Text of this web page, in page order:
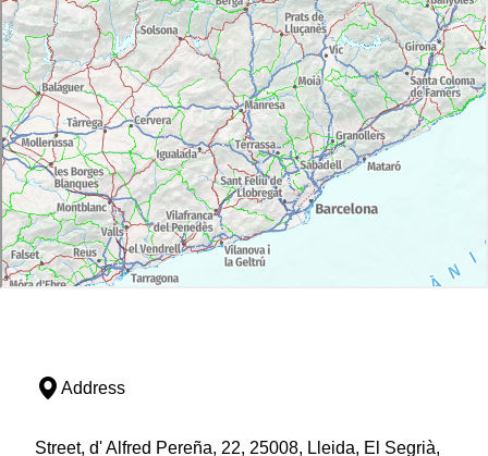
Address
Street, d' Alfred Pereña, 22, 25008, Lleida, El Segrià,